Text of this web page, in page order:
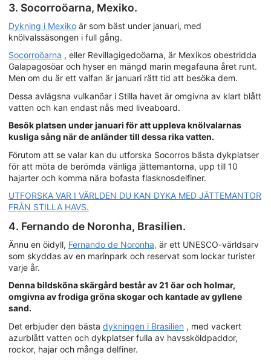
3. Socorroöarna, Mexiko.
Dykning i Mexiko är som bäst under januari, med
knölvalssäsongen i full gång.
Socorroöarna , eller Revillagigedoöarna, är Mexikos obestridda
Galapagosöar och hyser en mängd marin megafauna året runt.
Men om du är ett valfan är januari rätt tid att besöka dem.
Dessa avlägsna vulkanöar i Stilla havet är omgivna av klart blått
vatten och kan endast nås med liveaboard.
Besök platsen under januari för att uppleva knölvalarnas
kusliga sång när de anländer till dessa rika vatten.
Förutom att se valar kan du utforska Socorros bästa dykplatser
för att möta de berömda vänliga jättemantorna, upp till 10
hajarter och komma nära bofasta flasknosdelfiner.
UTFORSKA VAR I VÄRLDEN DU KAN DYKA MED JÄTTEMANTOR
FRÅN STILLA HAVS.
4. Fernando de Noronha, Brasilien.
Ännu en öidyll, Fernando de Noronha, är ett UNESCO-världsarv
som skyddas av en marinpark och reservat som lockar turister
varje år.
Denna bildsköna skärgård består av 21 öar och holmar,
omgivna av frodiga gröna skogar och kantade av gyllene
sand.
Det erbjuder den bästa dykningen i Brasilien , med vackert
azurblått vatten och dykplatser fulla av havssköldpaddor,
rockor, hajar och många delfiner.